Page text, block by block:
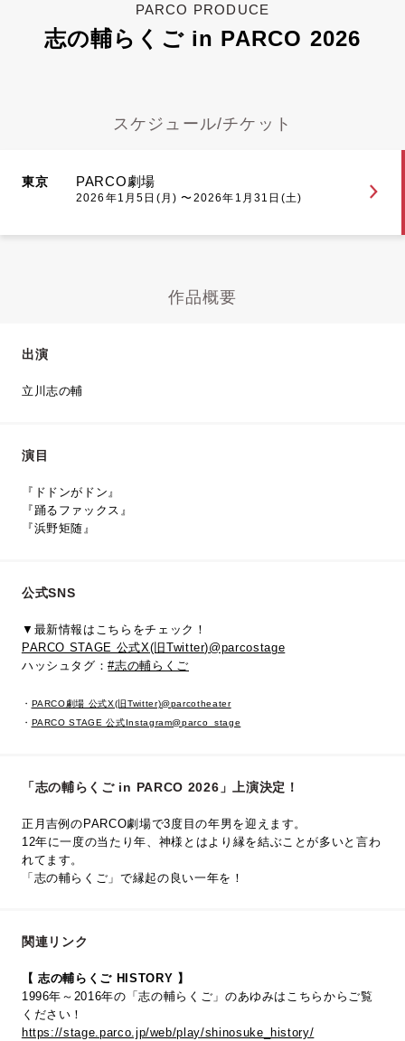
PARCO PRODUCE
志の輔らくご in PARCO 2026
スケジュール/チケット
東京 PARCO劇場
2026年1月5日(月) 〜2026年1月31日(土)
作品概要
出演
立川志の輔
演目
『ドドンがドン』
『踊るファックス』
『浜野矩随』
公式SNS
▼最新情報はこちらをチェック！
PARCO STAGE 公式X(旧Twitter)@parcostage
ハッシュタグ：#志の輔らくご
・ PARCO劇場 公式X(旧Twitter)@parcotheater
・ PARCO STAGE 公式Instagram@parco_stage
「志の輔らくご in PARCO 2026」上演決定！
正月吉例のPARCO劇場で3度目の年男を迎えます。
12年に一度の当たり年、神様とはより縁を結ぶことが多いと言わ
れてます。
「志の輔らくご」で縁起の良い一年を！
関連リンク
【 志の輔らくご HISTORY 】
1996年～2016年の「志の輔らくご」のあゆみはこちらからご覧
ください！
https://stage.parco.jp/web/play/shinosuke_history/